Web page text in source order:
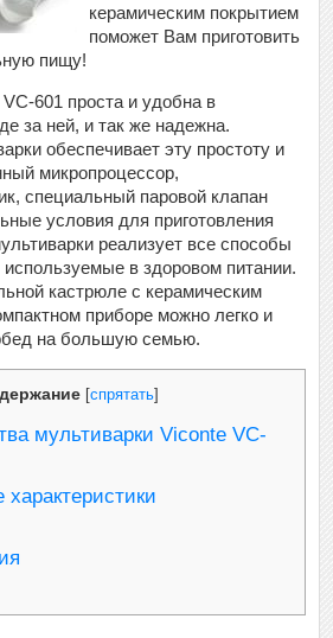
керамическим покрытием
поможет Вам приготовить
пищу!
601 проста и удобна в
за ней, и так же надежна.
обеспечивает эту простоту и
микропроцессор,
специальный паровой клапан
условия для приготовления
реализует все способы
в здоровом питании.
кастрюле с керамическим
приборе можно легко и
на большую семью.
[спрятать]
мультиварки Viconte VC-
характеристики